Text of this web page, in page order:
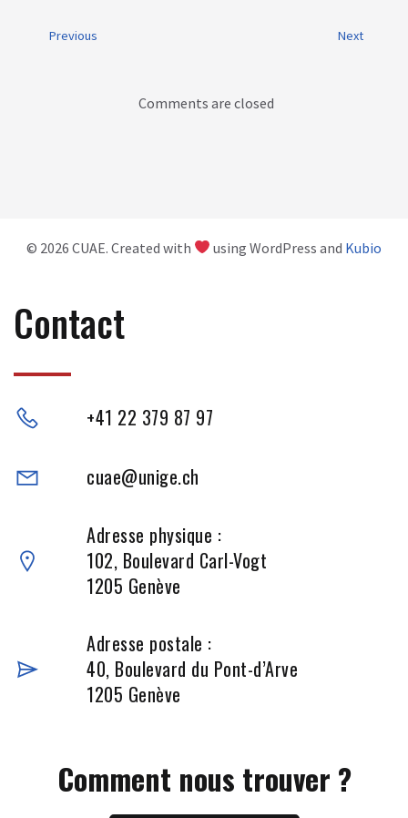
Previous Next
Comments are closed
© 2026 CUAE. Created with using WordPress and Kubio
Contact
+41 22 379 87 97
cuae@unige.ch
Adresse physique :
102, Boulevard Carl-Vogt
1205 Genève
Adresse postale :
40, Boulevard du Pont-d’Arve
1205 Genève
Comment nous trouver ?